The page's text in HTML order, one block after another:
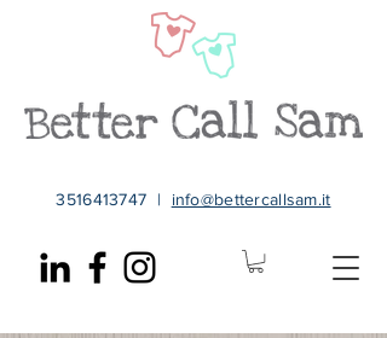
3516413747 | info@bettercallsam.it